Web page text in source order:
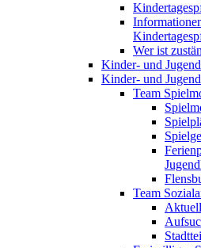
Wer ist
Kinder- und
Kinder- und
Team
Team